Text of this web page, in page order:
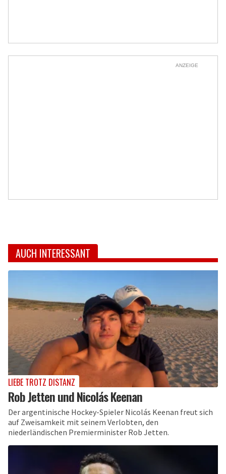
ANZEIGE
AUCH INTERESSANT
LIEBE TROTZ DISTANZ
Rob Jetten und Nicolás Keenan
Der argentinische Hockey-Spieler Nicolás Keenan freut sich
auf Zweisamkeit mit seinem Verlobten, den
niederländischen Premierminister Rob Jetten.